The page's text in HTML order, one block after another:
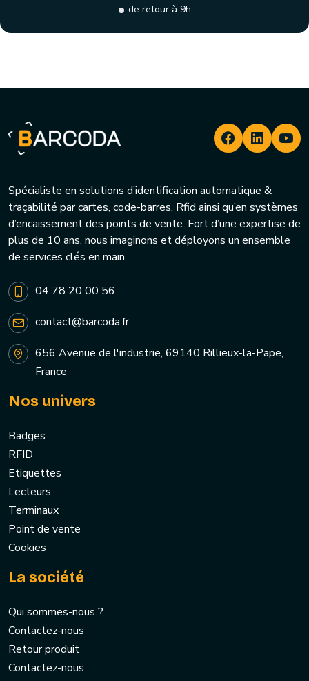
de retour à 9h
Spécialiste en solutions d’identification automatique &
traçabilité par cartes, code-barres, Rfid ainsi qu’en systèmes
d’encaissement des points de vente. Fort d’une expertise de
plus de 10 ans, nous imaginons et déployons un ensemble
de services clés en main.
04 78 20 00 56
contact@barcoda.fr
656 Avenue de l'industrie, 69140 Rillieux-la-Pape,
France
Nos univers
Badges
RFID
Etiquettes
Lecteurs
Terminaux
Point de vente
Cookies
La société
Qui sommes-nous ?
Contactez-nous
Retour produit
Contactez-nous